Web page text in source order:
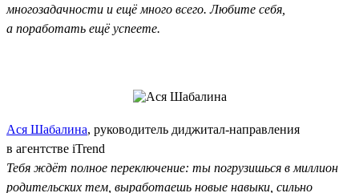
многозадачности и ещё много всего. Любите себя,
а поработать ещё успеете.
Ася Шабалина, руководитель диджитал-направления
в агентстве iTrend
Тебя ждёт полное переключение: ты погрузишься в миллион
родительских тем, выработаешь новые навыки, сильно